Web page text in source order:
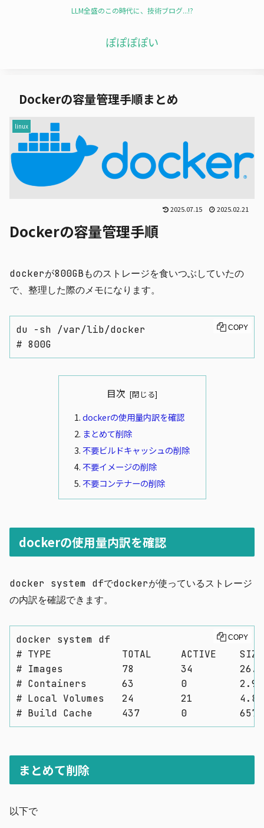
LLM全盛のこの時代に、技術ブログ...!?
ぽぽぽぽい
Dockerの容量管理手順まとめ
linux
2025.07.15 2025.02.21
Dockerの容量管理手順
dockerが800GBものストレージを食いつぶしていたの
で、整理した際のメモになります。
du -sh /var/lib/docker
# 800G
COPY
目次
dockerの使用量内訳を確認
まとめて削除
不要ビルドキャッシュの削除
不要イメージの削除
不要コンテナーの削除
dockerの使用量内訳を確認
docker system dfでdockerが使っているストレージ
の内訳を確認できます。
docker system df
# TYPE            TOTAL     ACTIVE    SIZE
# Images          78        34
# Containers      63        0
# Local Volumes   24        21
# Build Cache     437       0
COPY
まとめて削除
以下で